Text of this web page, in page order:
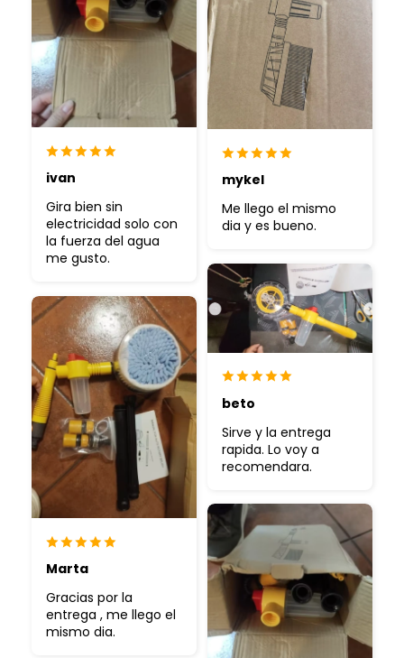
ivan
Gira bien sin
electricidad solo con
la fuerza del agua
me gusto.
mykel
Me llego el mismo
dia y es bueno.
beto
Sirve y la entrega
rapida. Lo voy a
recomendara.
Marta
Gracias por la
entrega , me llego el
mismo dia.